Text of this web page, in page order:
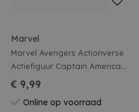
Marvel
Marvel Avengers Actionverse
Actiefiguur Captain America
11cm
€ 9,99
Online op voorraad